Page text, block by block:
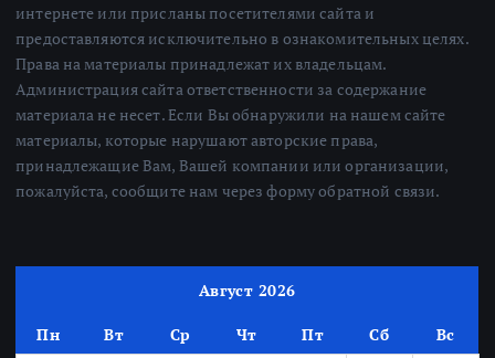
интернете или присланы посетителями сайта и
предоставляются исключительно в ознакомительных целях.
Права на материалы принадлежат их владельцам.
Администрация сайта ответственности за содержание
материала не несет. Если Вы обнаружили на нашем сайте
материалы, которые нарушают авторские права,
принадлежащие Вам, Вашей компании или организации,
пожалуйста, сообщите нам через форму обратной связи.
Август 2026
Пн Вт Ср Чт Пт Сб
Вс